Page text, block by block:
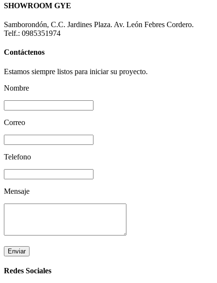
SHOWROOM GYE
Samborondón, C.C. Jardines Plaza. Av. León Febres Cordero.
Telf.: 0985351974
Contáctenos
Estamos siempre listos para iniciar su proyecto.
Nombre
Correo
Telefono
Mensaje
Enviar
Redes Sociales